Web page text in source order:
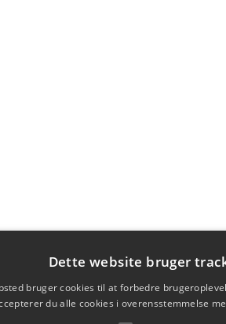
Dette website bruger
bruger cookies til at forbedre
du alle cookies i overensstemmelse